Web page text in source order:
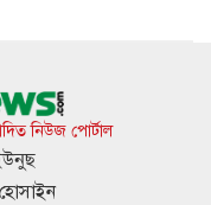
আগামীকাল, যেভাবে
নিউজ পোর্টাল